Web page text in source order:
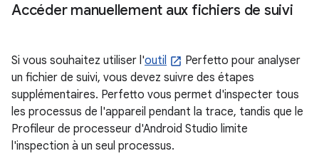
Accéder manuellement aux fichiers de suivi
Si vous souhaitez utiliser l'outil
Perfetto pour analyser
un fichier de suivi, vous devez suivre des étapes
supplémentaires. Perfetto vous permet d'inspecter tous
les processus de l'appareil pendant la trace, tandis que le
Profileur de processeur d'Android Studio limite
l'inspection à un seul processus.